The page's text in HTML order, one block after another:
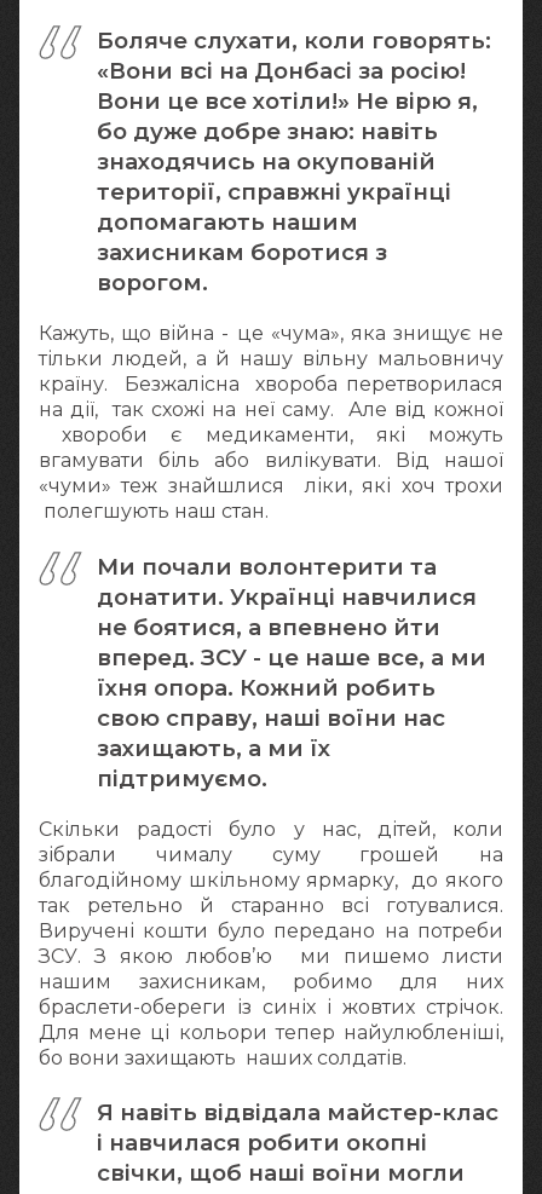
Боляче слухати, коли говорять:
«Вони всі на Донбасі за росію!
Вони це все хотіли!» Не вірю я,
бо дуже добре знаю: навіть
знаходячись на окупованій
території, справжні українці
допомагають нашим
захисникам боротися з
ворогом.
Кажуть, що війна - це «чума», яка знищує не
тільки людей, а й нашу вільну мальовничу
країну. Безжалісна хвороба перетворилася
на дії, так схожі на неї саму. Але від кожної
хвороби є медикаменти, які можуть
вгамувати біль або вилікувати. Від нашої
«чуми» теж знайшлися ліки, які хоч трохи
полегшують наш стан.
Ми почали волонтерити та
донатити. Українці навчилися
не боятися, а впевнено йти
вперед. ЗСУ - це наше все, а ми
їхня опора. Кожний робить
свою справу, наші воїни нас
захищають, а ми їх
підтримуємо.
Скільки радості було у нас, дітей, коли
зібрали чималу суму грошей на
благодійному шкільному ярмарку, до якого
так ретельно й старанно всі готувалися.
Виручені кошти було передано на потреби
ЗСУ. З якою любов’ю ми пишемо листи
нашим захисникам, робимо для них
браслети-обереги із синіх і жовтих стрічок.
Для мене ці кольори тепер найулюбленіші,
бо вони захищають наших солдатів.
Я навіть відвідала майстер-клас
і навчилася робити окопні
свічки, щоб наші воїни могли